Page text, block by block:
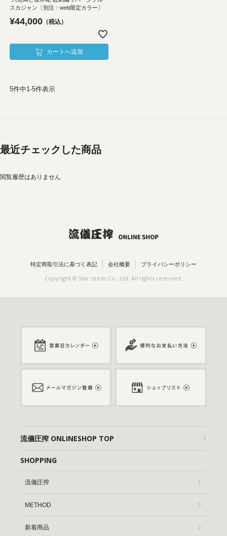
スカジャン〔別注：web限定カラー〕
¥44,000 税込
カートへ追加
5件中1-5件表示
最近チェックした商品
閲覧履歴はありません
特定商取引法に基づく表記 会社概要 プライバシーポリシー
Copyright © Star seeds Co., Ltd. All rights reserved.
流儀圧搾 ONLINESHOP TOP
SHOPPING
流儀圧搾
METHOD
新着商品